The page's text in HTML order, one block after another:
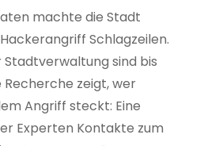
machte die Stadt
Schlagzeilen.
sind bis
zeigt, wer
Angriff steckt: Eine
Experten Kontakte zum